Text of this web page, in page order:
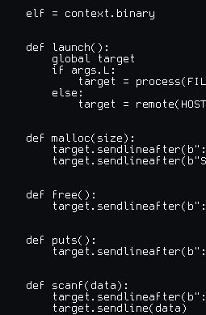
elf = context.binary
def launch():
    global target
    if args.L:
target =
    else:
target =
def malloc(size):
def free():
def puts():
def scanf(data):
    target.sendline(data)